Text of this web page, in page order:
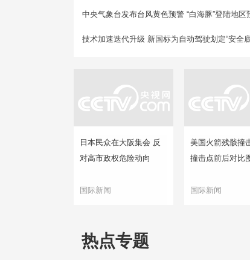
中央气象台发布台风黄色预警 “白海豚”登陆地区
技术加速迭代升级 新国标为自动驾驶划定“安全
日本民众在大阪集会 反
对高市政权危险动向
国际新闻
美国火箭残骸撞
撞击点前后对比
国际新闻
热点专题